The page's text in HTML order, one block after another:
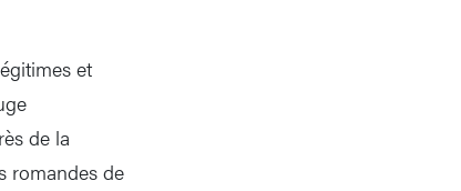
et
de la
romandes de